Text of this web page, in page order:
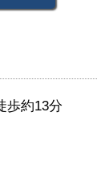
歩約13分